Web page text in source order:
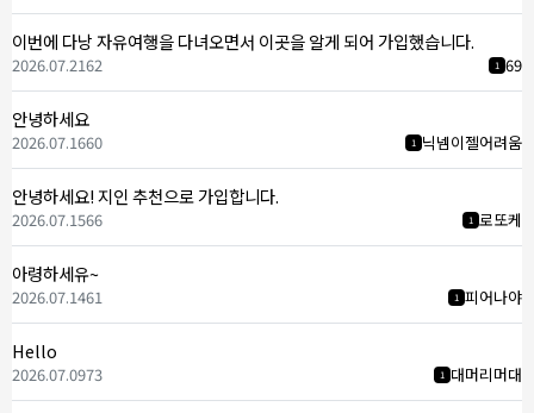
이번에 다낭 자유여행을 다녀오면서 이곳을 알게 되어 가입했습니다.
1 69
2026.07.2162
안녕하세요
1 닉넴이젤어려움
2026.07.1660
안녕하세요! 지인 추천으로 가입합니다.
1 로또케
2026.07.1566
아령하세유~
1 피어나야
2026.07.1461
Hello
1 대머리머대
2026.07.0973